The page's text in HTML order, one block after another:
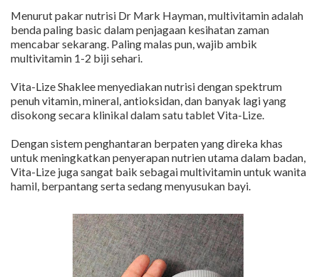
Menurut pakar nutrisi Dr Mark Hayman, multivitamin adalah
benda paling basic dalam penjagaan kesihatan zaman
mencabar sekarang. Paling malas pun, wajib ambik
multivitamin 1-2 biji sehari.
Vita-Lize Shaklee menyediakan nutrisi dengan spektrum
penuh vitamin, mineral, antioksidan, dan banyak lagi yang
disokong secara klinikal dalam satu tablet Vita-Lize.
Dengan sistem penghantaran berpaten yang direka khas
untuk meningkatkan penyerapan nutrien utama dalam badan,
Vita-Lize juga sangat baik sebagai multivitamin untuk wanita
hamil, berpantang serta sedang menyusukan bayi.